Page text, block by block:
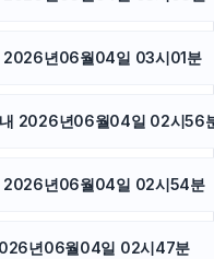
2026년06월04일 03시01분
내 2026년06월04일 02시56
2026년06월04일 02시54분
년06월04일 02시47분